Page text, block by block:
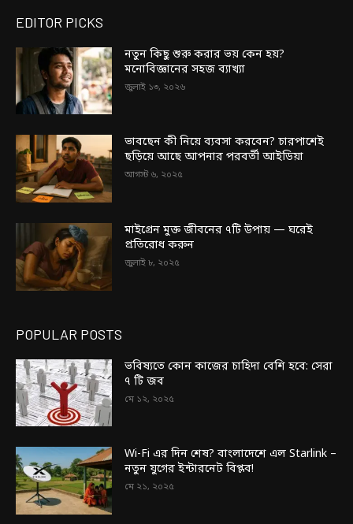
EDITOR PICKS
নতুন কিছু শুরু করার ভয় কেন হয়?
মনোবিজ্ঞানের সহজ ব্যাখ্যা
জুলাই ১৩, ২০২৬
ভাবছেন কী নিয়ে ব্যবসা করবেন? চারপাশেই
ছড়িয়ে আছে আপনার পরবর্তী আইডিয়া
আগস্ট ৬, ২০২৫
মাইগ্রেন মুক্ত জীবনের ৭টি উপায় — ঘরেই
প্রতিরোধ করুন
জুলাই ৮, ২০২৫
POPULAR POSTS
ভবিষ্যতে কোন কাজের চাহিদা বেশি হবে: সেরা
৭ টি জব
মে ১২, ২০২৫
Wi-Fi এর দিন শেষ? বাংলাদেশে এল Starlink –
নতুন যুগের ইন্টারনেট বিপ্লব!
মে ২১, ২০২৫